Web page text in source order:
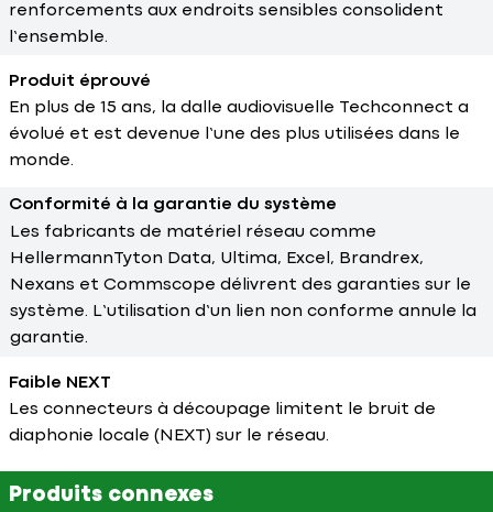
renforcements aux endroits sensibles consolident
l’ensemble.
Produit éprouvé
En plus de 15 ans, la dalle audiovisuelle Techconnect a
évolué et est devenue l’une des plus utilisées dans le
monde.
Conformité à la garantie du système
Les fabricants de matériel réseau comme
HellermannTyton Data, Ultima, Excel, Brandrex,
Nexans et Commscope délivrent des garanties sur le
système. L’utilisation d’un lien non conforme annule la
garantie.
Faible NEXT
Les connecteurs à découpage limitent le bruit de
diaphonie locale (NEXT) sur le réseau.
Produits connexes